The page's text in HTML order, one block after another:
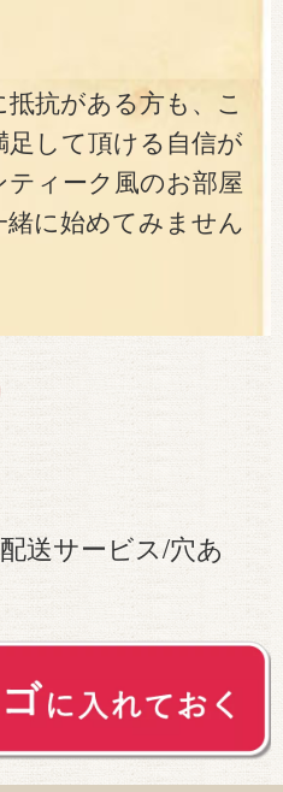
抗がある方も、こ
して頂ける自信が
ィーク風のお部屋
に始めてみません
送サービス/穴あ